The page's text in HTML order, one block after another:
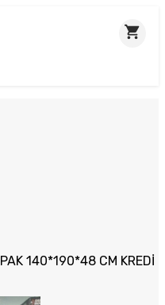
140*190*48 CM KREDİ